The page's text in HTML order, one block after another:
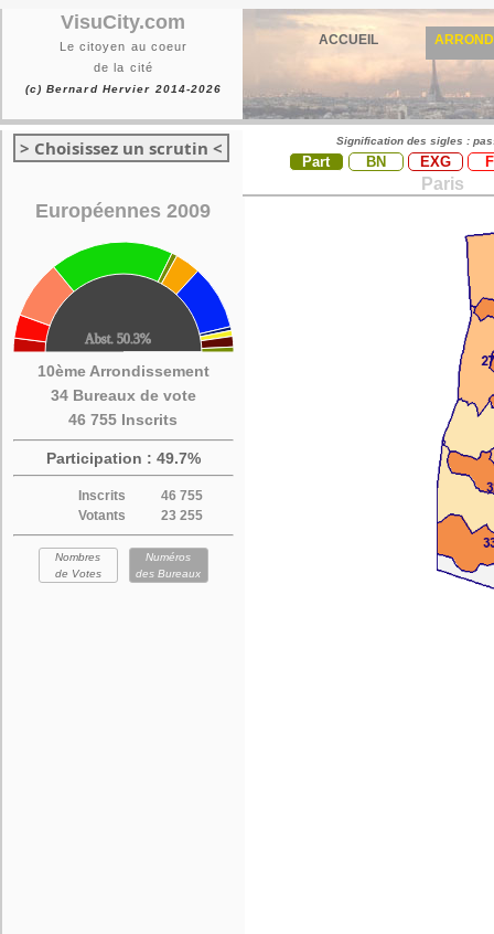
VisuCity.com
Le citoyen au coeur
de la cité
(c) Bernard Hervier 2014-2026
ACCUEIL
> Choisissez un scrutin <
Européennes 2009
10ème Arrondissement
34 Bureaux de vote
46 755 Inscrits
Participation : 49.7%
Inscrits
46 755
Votants
23 255
Nombres
de Votes
Numéros
des Bureaux
Signification des sigles :
Part BN EXG
Paris